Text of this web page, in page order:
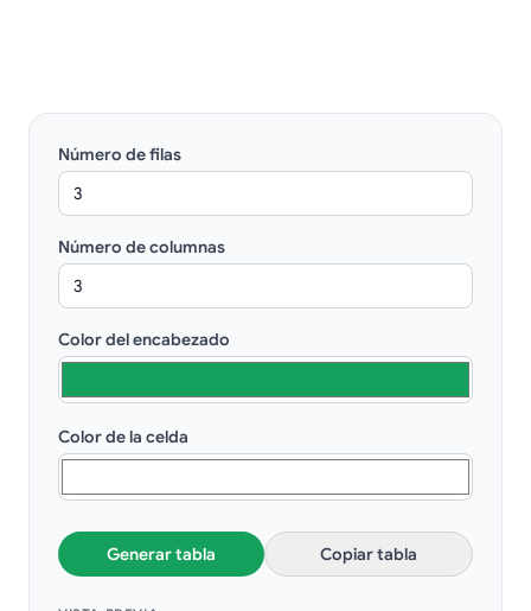
Número de filas
Número de columnas
Color del encabezado
Color de la celda
Generar tabla Copiar tabla